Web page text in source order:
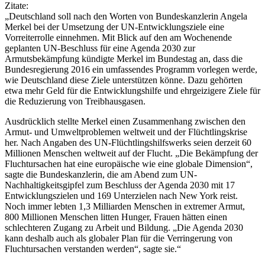
Zitate:
„Deutschland soll nach den Worten von Bundeskanzlerin Angela
Merkel bei der Umsetzung der UN-Entwicklungsziele eine
Vorreiterrolle einnehmen. Mit Blick auf den am Wochenende
geplanten UN-Beschluss für eine Agenda 2030 zur
Armutsbekämpfung kündigte Merkel im Bundestag an, dass die
Bundesregierung 2016 ein umfassendes Programm vorlegen werde,
wie Deutschland diese Ziele unterstützen könne. Dazu gehörten
etwa mehr Geld für die Entwicklungshilfe und ehrgeizigere Ziele für
die Reduzierung von Treibhausgasen.
Ausdrücklich stellte Merkel einen Zusammenhang zwischen den
Armut- und Umweltproblemen weltweit und der Flüchtlingskrise
her. Nach Angaben des UN-Flüchtlingshilfswerks seien derzeit 60
Millionen Menschen weltweit auf der Flucht. „Die Bekämpfung der
Fluchtursachen hat eine europäische wie eine globale Dimension“,
sagte die Bundeskanzlerin, die am Abend zum UN-
Nachhaltigkeitsgipfel zum Beschluss der Agenda 2030 mit 17
Entwicklungszielen und 169 Unterzielen nach New York reist.
Noch immer lebten 1,3 Milliarden Menschen in extremer Armut,
800 Millionen Menschen litten Hunger, Frauen hätten einen
schlechteren Zugang zu Arbeit und Bildung. „Die Agenda 2030
kann deshalb auch als globaler Plan für die Verringerung von
Fluchtursachen verstanden werden“, sagte sie.“